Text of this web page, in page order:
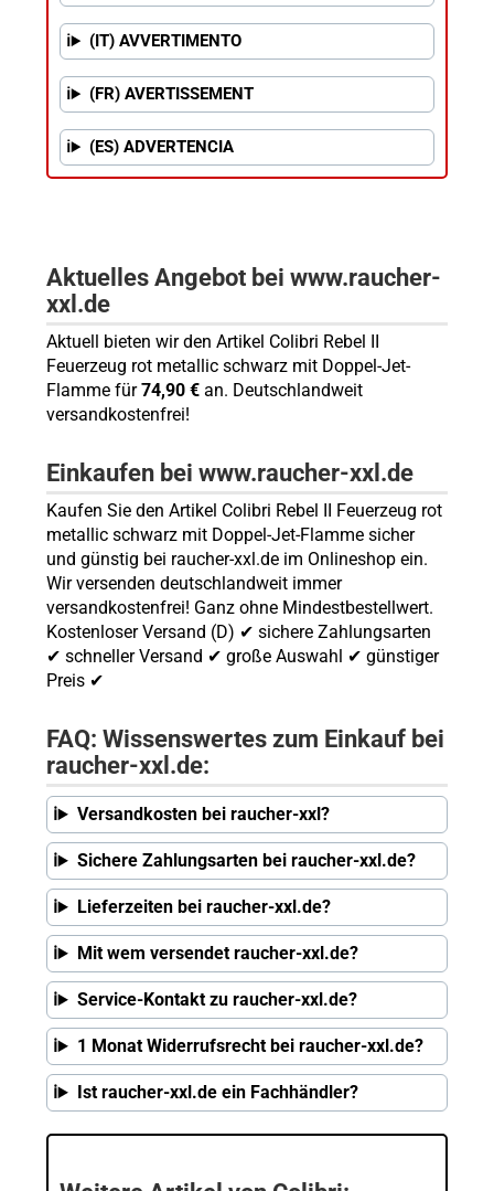
(IT) AVVERTIMENTO
(FR) AVERTISSEMENT
(ES) ADVERTENCIA
Aktuelles Angebot bei www.raucher-
xxl.de
Aktuell bieten wir den Artikel Colibri Rebel II
Feuerzeug rot metallic schwarz mit Doppel-Jet-
Flamme für74,90 €an. Deutschlandweit
versandkostenfrei!
Einkaufen bei www.raucher-xxl.de
Kaufen Sie den Artikel Colibri Rebel II Feuerzeug rot
metallic schwarz mit Doppel-Jet-Flamme sicher
und günstig bei raucher-xxl.de im Onlineshop ein.
Wir versenden deutschlandweit immer
versandkostenfrei! Ganz ohne Mindestbestellwert.
Kostenloser Versand (D) ✔ sichere Zahlungsarten
✔ schneller Versand ✔ große Auswahl ✔ günstiger
Preis ✔
FAQ: Wissenswertes zum Einkauf bei
raucher-xxl.de:
Versandkosten bei raucher-xxl?
Sichere Zahlungsarten bei raucher-xxl.de?
Lieferzeiten bei raucher-xxl.de?
Mit wem versendet raucher-xxl.de?
Service-Kontakt zu raucher-xxl.de?
1 Monat Widerrufsrecht bei raucher-xxl.de?
Ist raucher-xxl.de ein Fachhändler?